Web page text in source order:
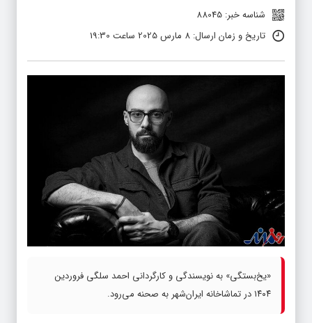
شناسه خبر: 88045
تاریخ و زمان ارسال: 8 مارس 2025 ساعت 19:30
«یخ‌بستگی» به نویسندگی و کارگردانی احمد سلگی فروردین
۱۴۰۴ در تماشاخانه‌ ایران‌شهر به صحنه می‌رود.